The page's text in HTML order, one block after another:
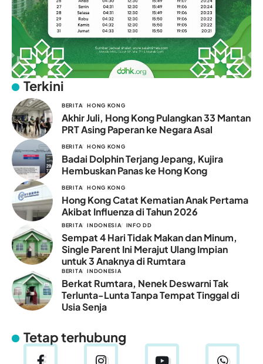
Terkini
BERITA HONG KONG
Akhir Juli, Hong Kong Pulangkan 33 Mantan
PRT Asing Paperan ke Negara Asal
BERITA HONG KONG
Badai Dolphin Terjang Jepang, Kujira
Hembuskan Panas ke Hong Kong
BERITA HONG KONG
Hong Kong Catat Kematian Anak Pertama
Akibat Influenza di Tahun 2026
BERITA INDONESIA INFO DD
Sempat 4 Hari Tidak Makan dan Minum,
Single Parent Ini Merajut Ulang Impian
untuk 3 Anaknya di Rumtara
BERITA INDONESIA
Berkat Rumtara, Nenek Deswarni Tak
Terlunta-Lunta Tanpa Tempat Tinggal di
Usia Senja
Tetap terhubung